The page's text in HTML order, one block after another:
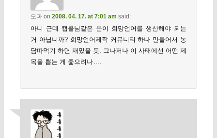
모과on 2008. 04. 17. at 7:01 am said:
아니 근데 캡콜님같은 분이 희망언어를 생산해야 되는
거 아닙니까? 희망언어제작 커뮤니티 하나 만들어서 농
담따먹기 하면 재밌을 듯. 그나저나 이 사태에선 어떤 제
목을 뽑는 게 좋으려나….